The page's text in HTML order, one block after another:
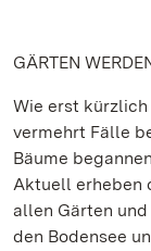
GÄRTEN
Wie erst
vermehrt Fälle
Bäume
Aktuell erheben
allen Gärten und
den Bodensee